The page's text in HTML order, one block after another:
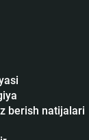
berish natijalari